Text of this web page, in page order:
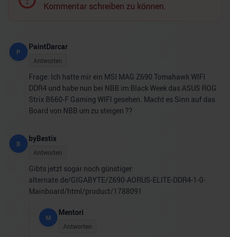
Kommentar schreiben zu können.
P
PaintDarcar
Antworten
Frage: Ich hatte mir ein MSI MAG Z690 Tomahawk WIFI
DDR4 und habe nun bei NBB im Black Week das ASUS ROG
Strix B660-F Gaming WIFI gesehen. Macht es Sinn auf das
Board von NBB um zu steigen ??
B
byBestix
Antworten
Gibts jetzt sogar noch günstiger:
alternate.de/GIGABYTE/Z690-AORUS-ELITE-DDR4-1-0-
Mainboard/html/product/1788091
M
Mentori
Antworten